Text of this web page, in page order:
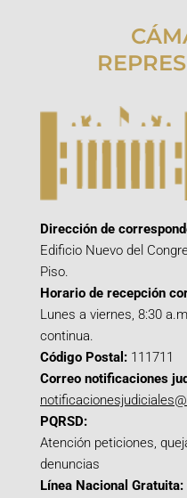
Dirección de
Edificio Nuevo del
Piso.
Horario de recepción
Lunes a viernes, 8:30
continua.
Código Postal: 111711
Correo notificaciones
PQRSD:
Atención peticiones,
denuncias
Línea Nacional Gratuita: